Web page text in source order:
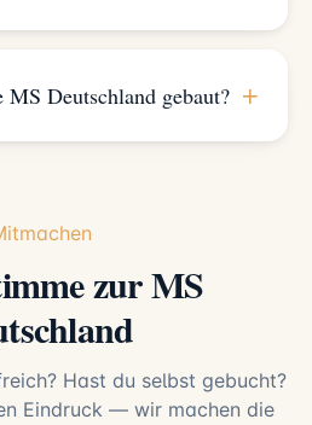
Deutschland gebaut? +
zur MS
Hast du selbst gebucht?
Eindruck — wir machen die